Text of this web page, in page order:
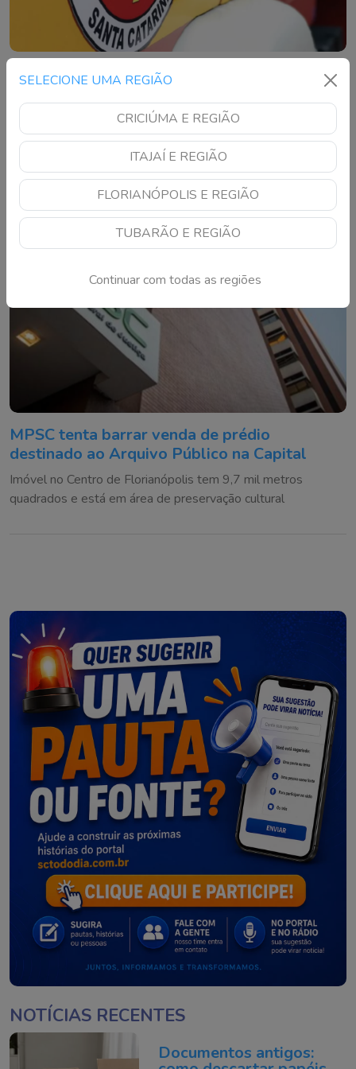
SELECIONE UMA REGIÃO
CRICIÚMA E REGIÃO
ITAJAÍ E REGIÃO
FLORIANÓPOLIS E REGIÃO
TUBARÃO E REGIÃO
Continuar com todas as regiões
Acidente entre carro e moto deixa pessoa
olisão aconteceu na Avenida Centenário, no Centro, e
mobilizou o SAMU e agentes de trânsito
MPSC tenta barrar venda de prédio
destinado ao Arquivo Público na Capital
Imóvel no Centro de Florianópolis tem 9,7 mil metros
quadrados e está em área de preservação cultural
NOTÍCIAS RECENTES
Documentos antigos: